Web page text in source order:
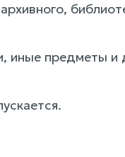
иные предметы и